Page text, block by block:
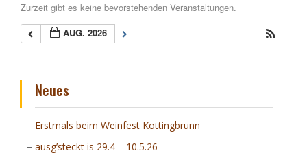
Zurzeit gibt es keine bevorstehenden Veranstaltungen.
AUG. 2026
Neues
Erstmals beim Weinfest Kottingbrunn
ausg’steckt is 29.4 – 10.5.26